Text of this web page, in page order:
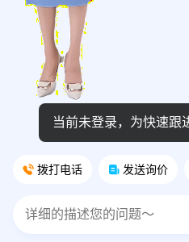
拨打电话 发送询价
当前未登录，为快速跟